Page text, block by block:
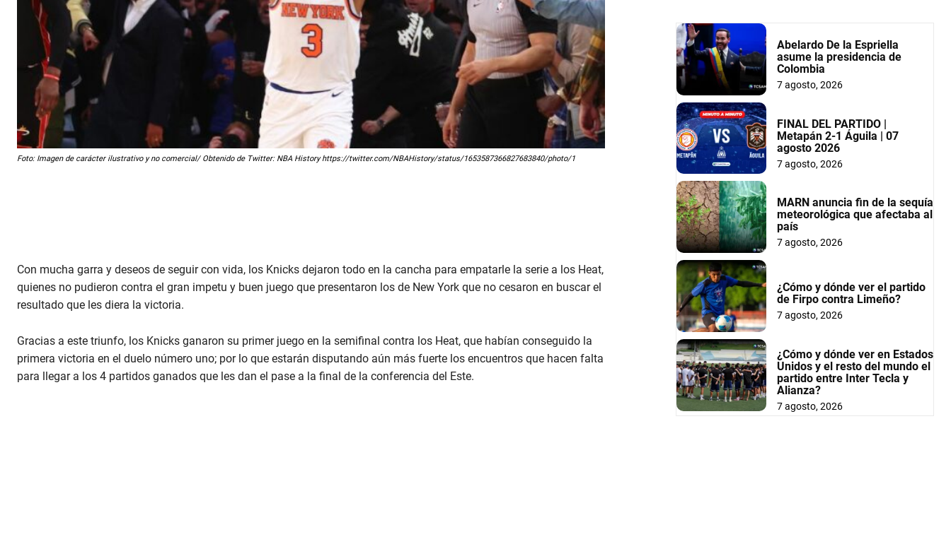
Foto: Imagen de carácter ilustrativo y no comercial/ Obtenido de Twitter: NBA History https://twitter.com/NBAHistory/status/1653587366827683840/photo/1
Con mucha garra y deseos de seguir con vida, los Knicks dejaron todo en la cancha para empatarle la serie a los Heat,
quienes no pudieron contra el gran impetu y buen juego que presentaron los de New York que no cesaron en buscar el
resultado que les diera la victoria.
Gracias a este triunfo, los Knicks ganaron su primer juego en la semifinal contra los Heat, que habían conseguido la
primera victoria en el duelo número uno; por lo que estarán disputando aún más fuerte los encuentros que hacen falta
para llegar a los 4 partidos ganados que les dan el pase a la final de la conferencia del Este.
Abelardo De la Espriella
asume la presidencia de
Colombia
7 agosto, 2026
FINAL DEL PARTIDO |
Metapán 2-1 Águila | 07
agosto 2026
7 agosto, 2026
MARN anuncia fin de la sequía
meteorológica que afectaba al
país
7 agosto, 2026
¿Cómo y dónde ver el partido
de Firpo contra Limeño?
7 agosto, 2026
¿Cómo y dónde ver en Estados
Unidos y el resto del mundo el
partido entre Inter Tecla y
Alianza?
7 agosto, 2026